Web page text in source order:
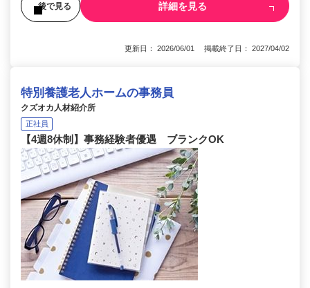
後で見る 詳細を見る
更新日： 2026/06/01 掲載終了日： 2027/04/02
特別養護老人ホームの事務員
クズオカ人材紹介所
正社員
【4週8休制】事務経験者優遇 ブランクOK